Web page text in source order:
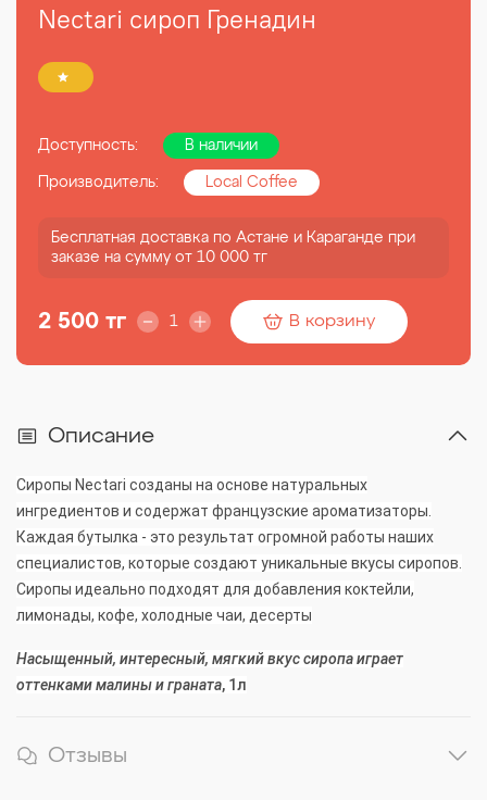
Nectari сироп Гренадин
Доступность: В наличии
Производитель: Local Coffee
Бесплатная доставка по Астане и Караганде при
заказе на сумму от 10 000 тг
2 500 тг В корзину
Описание
Сиропы Nectari созданы на основе натуральных
ингредиентов и содержат французские ароматизаторы.
Каждая бутылка - это результат огромной работы наших
специалистов, которые создают уникальные вкусы сиропов.
Сиропы идеально подходят для добавления коктейли,
лимонады, кофе, холодные чаи, десерты
Насыщенный, интересный, мягкий вкус сиропа играет
оттенками малины и граната, 1л
Отзывы